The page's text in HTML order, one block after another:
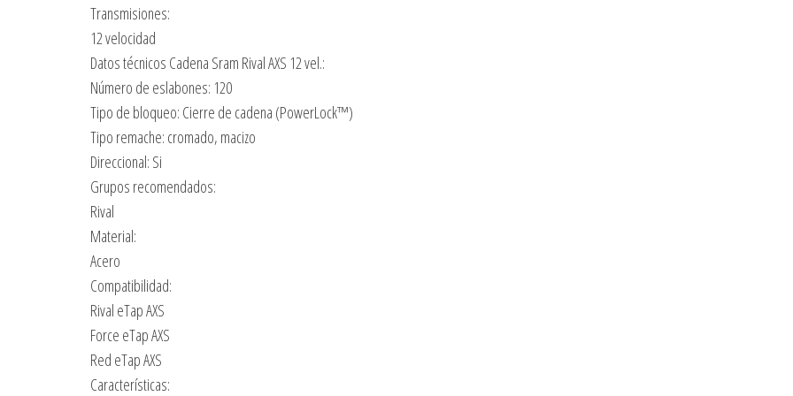
Transmisiones:
12 velocidad
Datos técnicos Cadena Sram Rival AXS 12 vel.:
Número de eslabones: 120
Tipo de bloqueo: Cierre de cadena (PowerLock™)
Tipo remache: cromado, macizo
Direccional: Si
Grupos recomendados:
Rival
Material:
Acero
Compatibilidad:
Rival eTap AXS
Force eTap AXS
Red eTap AXS
Características: